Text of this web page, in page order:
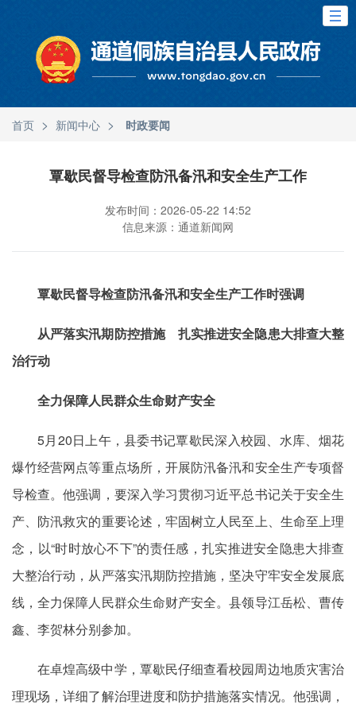
首页 > 新闻中心 > 时政要闻
覃歇民督导检查防汛备汛和安全生产工作
发布时间：2026-05-22 14:52
信息来源：通道新闻网
覃歇民督导检查防汛备汛和安全生产工作时强调
从严落实汛期防控措施 扎实推进安全隐患大排查大整
治行动
全力保障人民群众生命财产安全
5月20日上午，县委书记覃歇民深入校园、水库、烟花
爆竹经营网点等重点场所，开展防汛备汛和安全生产专项督
导检查。他强调，要深入学习贯彻习近平总书记关于安全生
产、防汛救灾的重要论述，牢固树立人民至上、生命至上理
念，以“时时放心不下”的责任感，扎实推进安全隐患大排查
大整治行动，从严落实汛期防控措施，坚决守牢安全发展底
线，全力保障人民群众生命财产安全。县领导江岳松、曹传
鑫、李贺林分别参加。
在卓煌高级中学，覃歇民仔细查看校园周边地质灾害治
理现场，详细了解治理进度和防护措施落实情况。他强调，